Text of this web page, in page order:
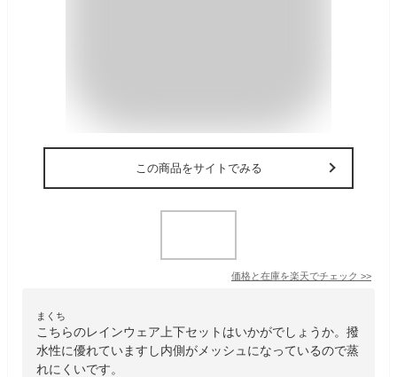
この商品をサイトでみる
価格と在庫を楽天でチェック >>
まくち
こちらのレインウェア上下セットはいかがでしょうか。撥
水性に優れていますし内側がメッシュになっているので蒸
れにくいです。